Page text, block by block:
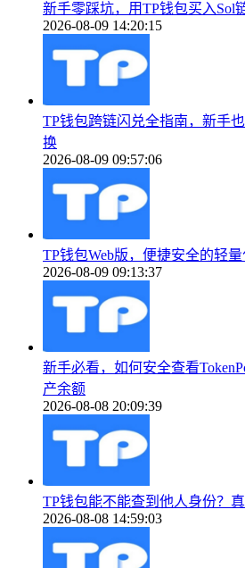
新手零踩坑，用TP钱包买入Sol
2026-08-09 14:20:15
TP钱包跨链闪兑全指南，新手
换
2026-08-09 09:57:06
TP钱包Web版，便捷安全的轻
2026-08-09 09:13:37
新手必看，如何安全查看
产余额
2026-08-08 20:09:39
TP钱包能不能查到他人身份？
2026-08-08 14:59:03